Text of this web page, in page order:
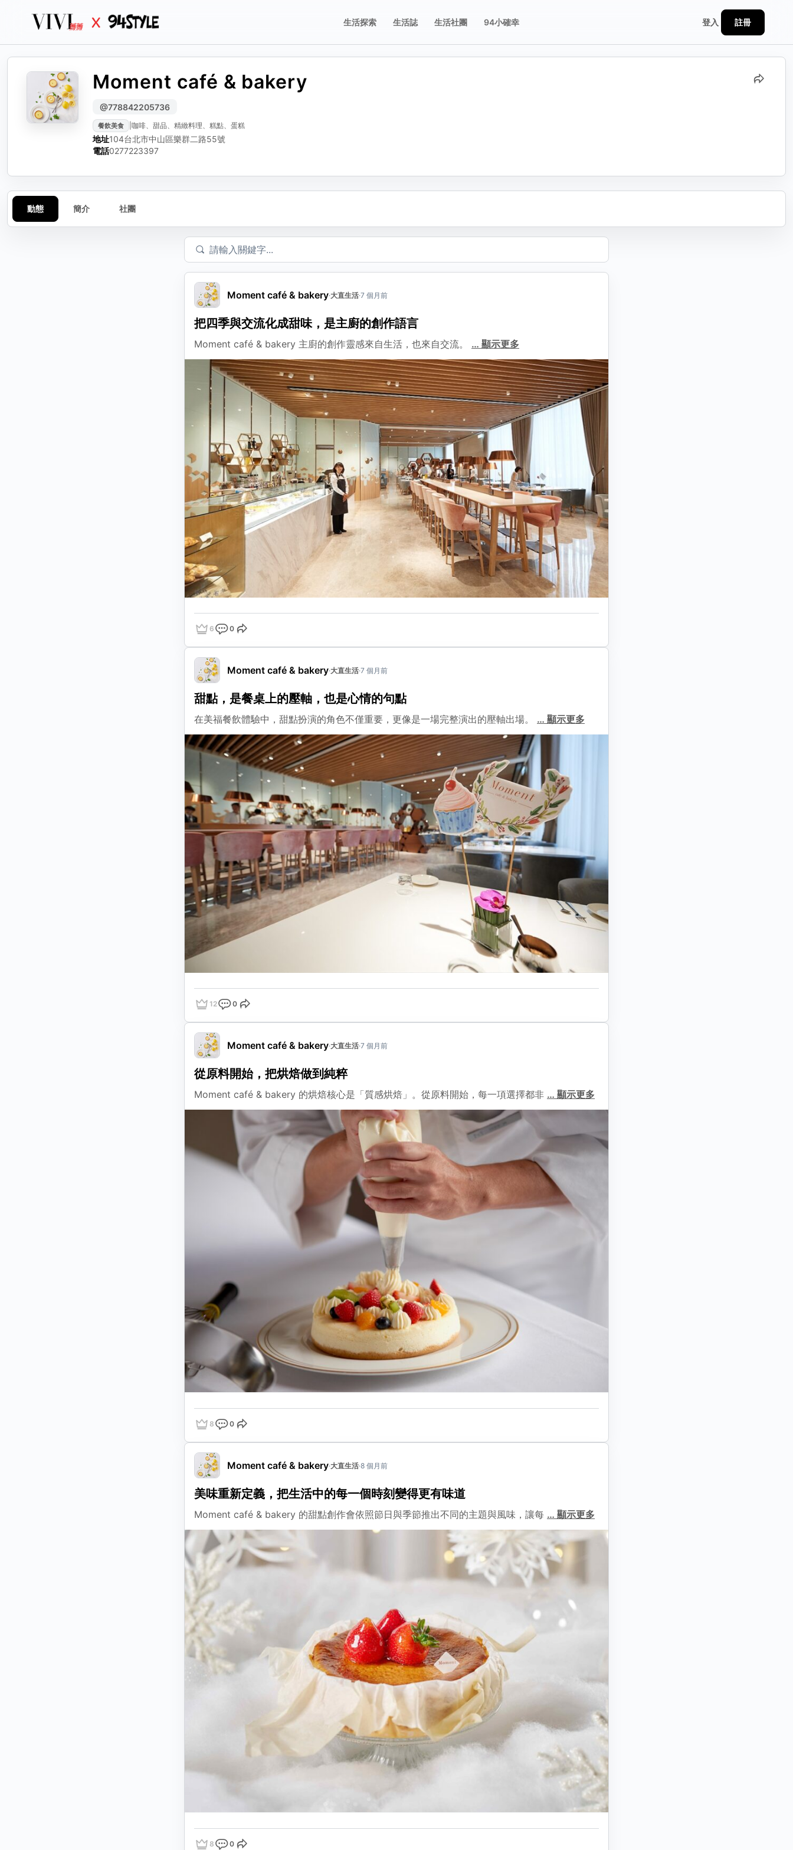
生活探索 生活誌 生活社團 94小確幸 登入 註冊
Moment café & bakery
@778842205736
餐飲美食 咖啡、甜品、精緻料理、糕點、蛋糕
地址104台北市中山區樂群二路55號
電話0277223397
分享
動態 簡介 社團
Moment café & bakery·大直生活·7 個月前
把四季與交流化成甜味，是主廚的創作語言
Moment café & bakery 主廚的創作靈感來自生活，也來自交流。 … 顯示更多
點讚 6 評論 0分享
Moment café & bakery·大直生活·7 個月前
甜點，是餐桌上的壓軸，也是心情的句點
在美福餐飲體驗中，甜點扮演的角色不僅重要，更像是一場完整演出的壓軸出場。 … 顯示更多
點讚 12評論 0分享
Moment café & bakery·大直生活·7 個月前
從原料開始，把烘焙做到純粹
Moment café & bakery 的烘焙核心是「質感烘焙」。從原料開始，每一項選擇都非 … 顯示更多
點讚 8 評論 0分享
Moment café & bakery·大直生活·8 個月前
美味重新定義，把生活中的每一個時刻變得更有味道
Moment café & bakery 的甜點創作會依照節日與季節推出不同的主題與風味，讓每 … 顯示更多
點讚 8 評論 0分享
生活誌
分享這則動態
生活誌
編輯動態
可編輯標題、內文與圖片；圖片只有在按下儲存修改後才會新增、刪除或排序。
動態圖片 圖片設定讀取系統限制。
新增圖片
取消 儲存修改
生活誌
檢舉這則動態
不當言詞
包含辱罵或貶損內容
包含誤導性或虛假資訊
騷擾行為
騷擾或霸凌行為
找不到合適分類時，請補充原因。
取消 送出檢舉